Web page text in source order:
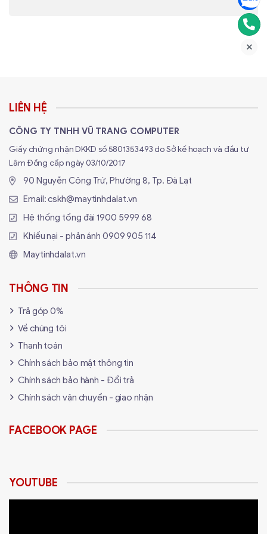
LIÊN HỆ
CÔNG TY TNHH VŨ TRANG COMPUTER
Giấy chứng nhận DKKD số 5801353493 do Sở kế hoạch và đầu tư
Lâm Đồng cấp ngày 03/10/2017
90 Nguyễn Công Trứ, Phường 8, Tp. Đà Lạt
Email:cskh@maytinhdalat.vn
Hệ thống tổng đài1900 5999 68
Khiếu nại - phản ánh 0909 905 114
Maytinhdalat.vn
THÔNG TIN
Trả góp 0%
Về chúng tôi
Thanh toán
Chính sách bảo mật thông tin
Chính sách bảo hành - Đổi trả
Chính sách vận chuyển - giao nhận
FACEBOOK PAGE
YOUTUBE